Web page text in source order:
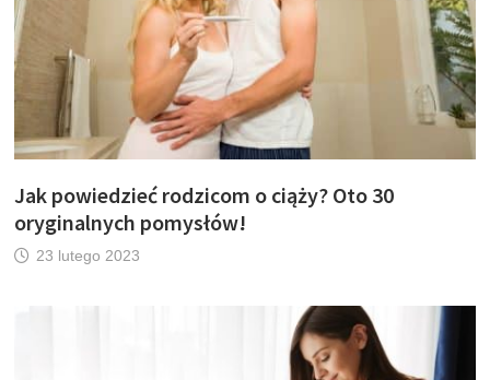
Jak powiedzieć rodzicom o ciąży? Oto 30
oryginalnych pomysłów!
23 lutego 2023